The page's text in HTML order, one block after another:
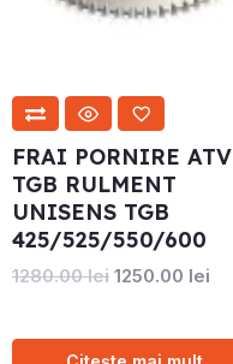
FRAI PORNIRE ATV
TGB RULMENT
UNISENS TGB
425/525/550/600
1280.00lei 1250.00 lei